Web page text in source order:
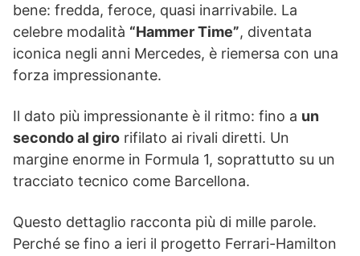
bene: fredda, feroce, quasi inarrivabile. La
celebre modalità “Hammer Time”, diventata
iconica negli anni Mercedes, è riemersa con una
forza impressionante.
Il dato più impressionante è il ritmo: fino a un
secondo al giro rifilato ai rivali diretti. Un
margine enorme in Formula 1, soprattutto su un
tracciato tecnico come Barcellona.
Questo dettaglio racconta più di mille parole.
Perché se fino a ieri il progetto Ferrari-Hamilton